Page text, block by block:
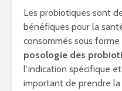
Les probiotiques sont
bénéfiques pour la
consommés sous
posologie des
l’indication spécifique
important de prendre